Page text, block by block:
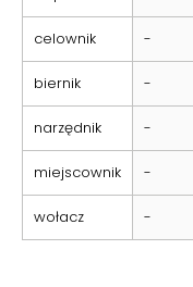
celownik -
biernik -
narzędnik -
miejscownik -
wołacz -